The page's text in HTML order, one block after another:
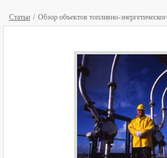
Статьи Обзор объектов топливно-